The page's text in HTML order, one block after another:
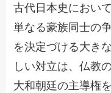
古代日本史におい
単なる豪族同士の
を決定づける大き
しい対立は、仏教
大和朝廷の主導権